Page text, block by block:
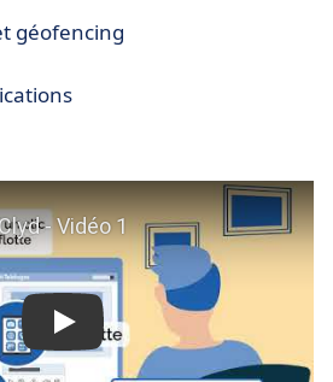
terminaux, déclenchez des
sortie de zone, et effectuez un
permet une gestion
vos appareils Android.
géofencing